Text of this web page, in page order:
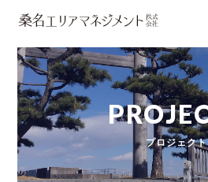
プロジェクト